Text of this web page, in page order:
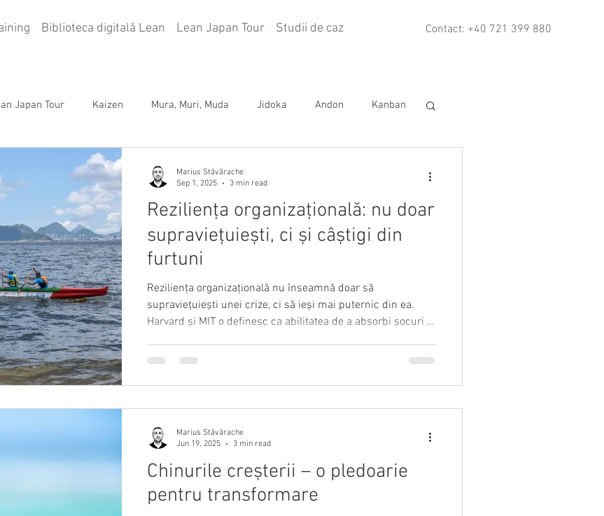
Biblioteca digitală Lean Lean Japan Tour Studii de caz Contact: +40 721 399 880
Japan Tour Kaizen Mura, Muri, Muda Jidoka Andon Kanban
Management vizual
Reziliența organizațională: nu doar
supraviețuiești, ci și câștigi din
furtuni
Reziliența organizațională nu înseamnă doar să
supraviețuiești unei crize, ci să ieși mai puternic din ea.
Harvard și MIT o definesc ca abilitatea de a absorbi șocuri și
concrete: vizibilitate, flexibilitate și învățare continuă. De la
poți construi o companie care cade mereu în picioare.
Marius Stăvărache
Sep 1, 2025
3 min read
Chinurile creșterii – o pledoarie
pentru transformare
Marius Stăvărache
Jun 19, 2025
3 min read